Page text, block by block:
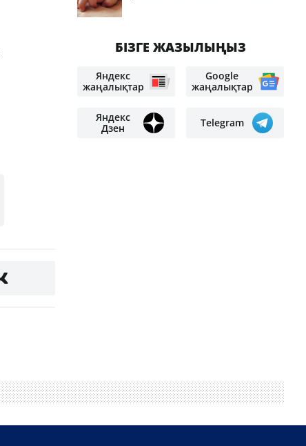
БІЗГЕ ЖАЗЫЛЫҢЫЗ
Яндекс
жаңалықтар
Google
жаңалықтар
Яндекс
Дзен
Telegram